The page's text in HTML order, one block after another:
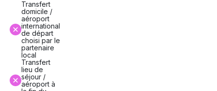
Transfert
domicile /
aéroport
international
de départ
choisi par le
partenaire
local
Transfert
lieu de
séjour /
aéroport à